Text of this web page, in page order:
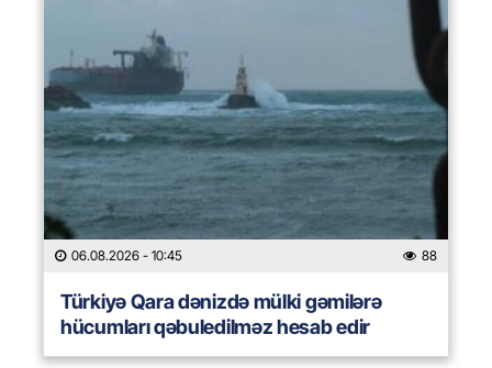
06.08.2026 - 10:45 88
Türkiyə Qara dənizdə mülki gəmilərə
hücumları qəbuledilməz hesab edir